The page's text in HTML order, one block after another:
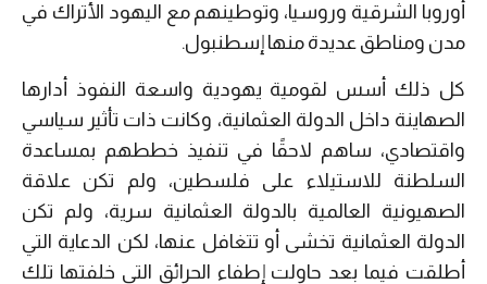
أوروبا الشرقية وروسيا، وتوطينهم مع اليهود الأتراك في
مدن ومناطق عديدة منها إسطنبول.
كل ذلك أسس لقومية يهودية واسعة النفوذ أدارها
الصهاينة داخل الدولة العثمانية، وكانت ذات تأثير سياسي
واقتصادي، ساهم لاحقًا في تنفيذ خططهم بمساعدة
السلطنة للاستيلاء على فلسطين، ولم تكن علاقة
الصهيونية العالمية بالدولة العثمانية سرية، ولم تكن
الدولة العثمانية تخشى أو تتغافل عنها، لكن الدعاية التي
أطلقت فيما بعد حاولت إطفاء الحرائق التي خلفتها تلك